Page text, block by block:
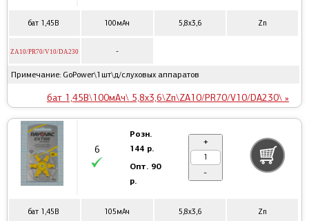
бат 1,45В 100мАч 5,8x3,6 Zn
ZA10/PR70/V10/DA230 -
Примечание: GoPower\1шт\д/слуховых аппаратов
бат 1,45В\100мАч\ 5,8x3,6\Zn\ZA10/PR70/V10/DA230\ »
бат 1,45В 105мАч 5,8x3,6 Zn
6
Розн.
144 р.
Опт. 90
р.
+
-